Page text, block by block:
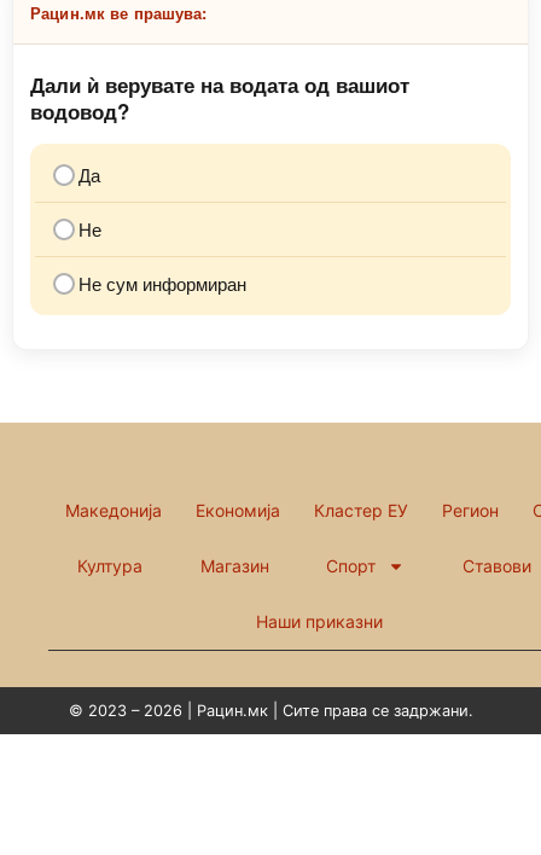
Рацин.мк ве прашува:
Дали ѝ верувате на водата од вашиот
водовод?
Да
Не
Не сум информиран
Македонија Економија Кластер ЕУ Регион
Култура Магазин Спорт Ставови
Наши приказни
© 2023 – 2026 | Рацин.мк | Сите права се задржани.